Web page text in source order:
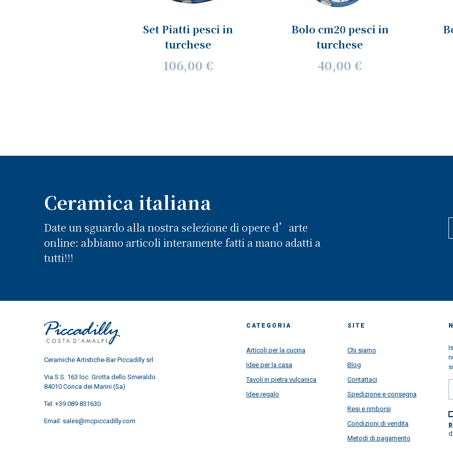
Set Piatti pesci in
turchese
106,00 €
Bolo cm20 pesci in
turchese
40,00 €
Ceramica italiana
Date un sguardo alla nostra selezione di opere d’arte
online: abbiamo articoli interamente fatti a mano adatti a
tutti!!!
Ceramiche Artistiche-Bar Piccadilly srl
Via S.S. 163 loc. Grotta dello Smeraldo
84010 Conca dei Marini (Sa)
Tel: +39 089 831630
Email: sales@mcpiccadilly.com
CATEGORIA
Articoli per la cucina
Idee per la casa
Tavoli in pietra vulcanica
Idee regalo
SITE
Chi siamo
Blog
Contattaci
Spedizione e consegna
Resi e rimborsi
Condizioni di vendita
Metodi di pagamento